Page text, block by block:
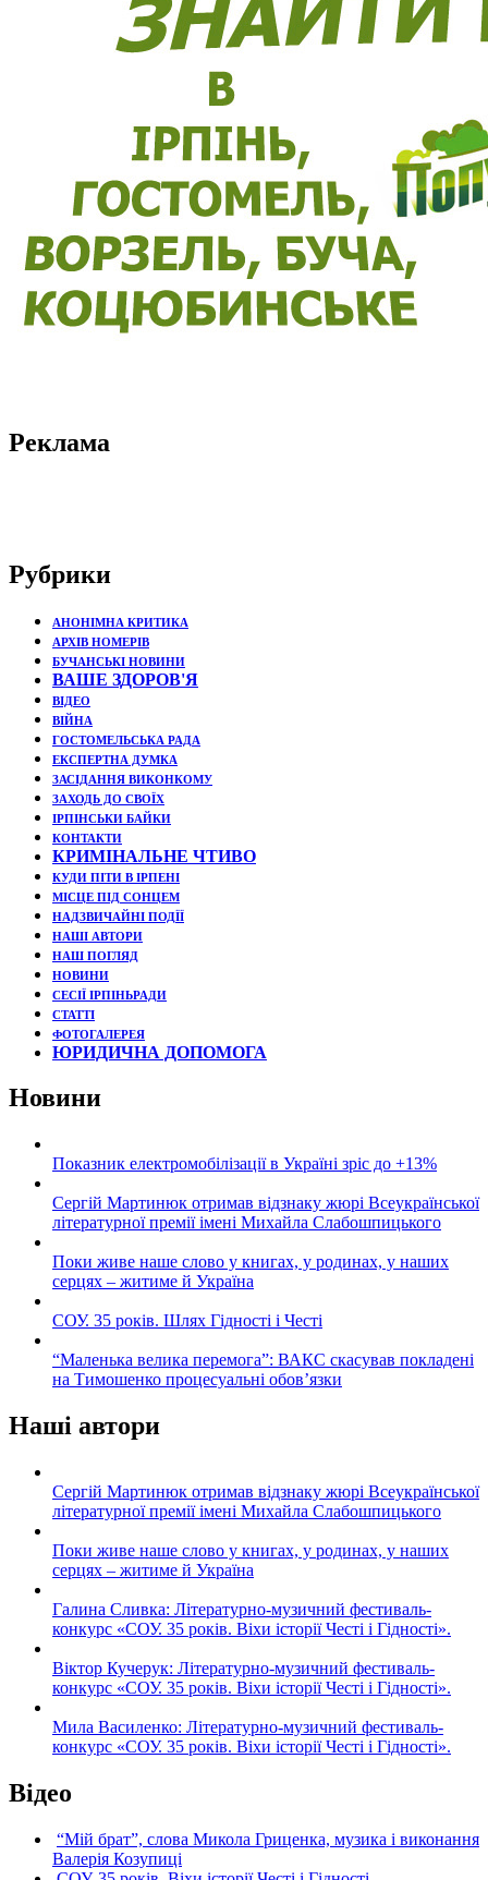
Реклама
Рубрики
АНОНІМНА КРИТИКА
АРХІВ НОМЕРІВ
БУЧАНСЬКІ НОВИНИ
ВАШЕ ЗДОРОВ'Я
ВІДЕО
ВІЙНА
ГОСТОМЕЛЬСЬКА РАДА
ЕКСПЕРТНА ДУМКА
ЗАСІДАННЯ ВИКОНКОМУ
ЗАХОДЬ ДО СВОЇХ
ІРПІНСЬКИ БАЙКИ
КОНТАКТИ
КРИМІНАЛЬНЕ ЧТИВО
КУДИ ПІТИ В ІРПЕНІ
МІСЦЕ ПІД СОНЦЕМ
НАДЗВИЧАЙНІ ПОДЇЇ
НАШІ АВТОРИ
НАШ ПОГЛЯД
НОВИНИ
СЕСІЇ ІРПІНЬРАДИ
СТАТТІ
ФОТОГАЛЕРЕЯ
ЮРИДИЧНА ДОПОМОГА
Новини
Показник електромобілізації в Україні зріс до +13%
Сергій Мартинюк отримав відзнаку жюрі Всеукраїнської
літературної премії імені Михайла Слабошпицького
Поки живе наше слово у книгах, у родинах, у наших
серцях – житиме й Україна
СОУ. 35 років. Шлях Гідності і Честі
“Маленька велика перемога”: ВАКС скасував покладені
на Тимошенко процесуальні обов’язки
Наші автори
Сергій Мартинюк отримав відзнаку жюрі Всеукраїнської
літературної премії імені Михайла Слабошпицького
Поки живе наше слово у книгах, у родинах, у наших
серцях – житиме й Україна
Галина Сливка: Літературно-музичний фестиваль-
конкурс «СОУ. 35 років. Віхи історії Честі і Гідності».
Віктор Кучерук: Літературно-музичний фестиваль-
конкурс «СОУ. 35 років. Віхи історії Честі і Гідності».
Мила Василенко: Літературно-музичний фестиваль-
конкурс «СОУ. 35 років. Віхи історії Честі і Гідності».
Відео
“Мій брат”, слова Микола Гриценка, музика і виконання
Валерія Козупиці